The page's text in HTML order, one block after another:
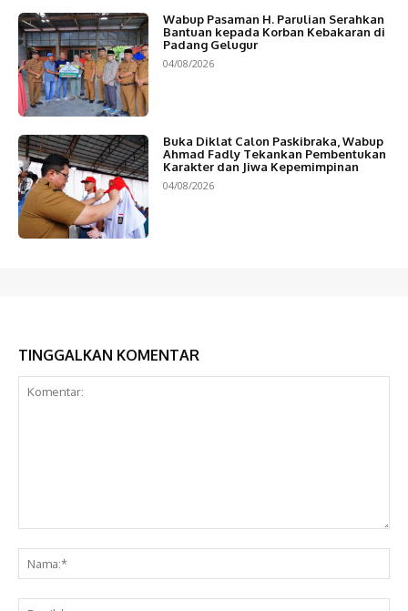
Wabup Pasaman H. Parulian Serahkan
Bantuan kepada Korban Kebakaran di
Padang Gelugur
04/08/2026
Buka Diklat Calon Paskibraka, Wabup
Ahmad Fadly Tekankan Pembentukan
Karakter dan Jiwa Kepemimpinan
04/08/2026
TINGGALKAN KOMENTAR